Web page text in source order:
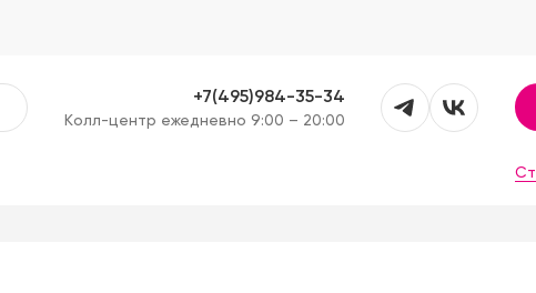
+7(495)984-35-34
Kолл-центр ежедневно 9:00 – 20:00